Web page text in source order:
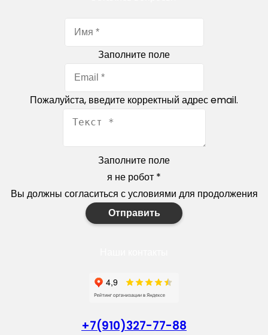
Заполните поле
Пожалуйста, введите корректный адрес email.
Заполните поле
я не робот *
Вы должны согласиться с условиями для продолжения
Отправить
+7(910)327-77-88